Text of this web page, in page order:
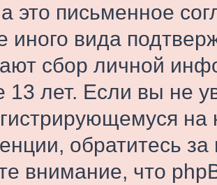
это письменное
иного вида
сбор личной
лет. Если вы не
обратитесь
внимание, что